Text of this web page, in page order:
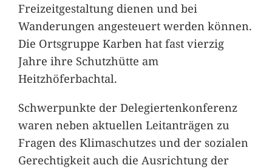
Freizeitgestaltung dienen und bei
Wanderungen angesteuert werden können.
Die Ortsgruppe Karben hat fast vierzig
Jahre ihre Schutzhütte am
Heitzhöferbachtal.
Schwerpunkte der Delegiertenkonferenz
waren neben aktuellen Leitanträgen zu
Fragen des Klimaschutzes und der sozialen
Gerechtigkeit auch die Ausrichtung der